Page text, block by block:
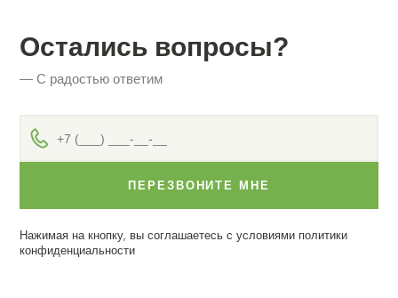
Остались вопросы?
— С радостью ответим
ПЕРЕЗВОНИТЕ МНЕ
Нажимая на кнопку, вы соглашаетесь с условиями политики
конфиденциальности